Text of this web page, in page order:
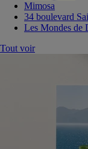
Mimosa
34 boulevard
Les Mondes de
Tout voir